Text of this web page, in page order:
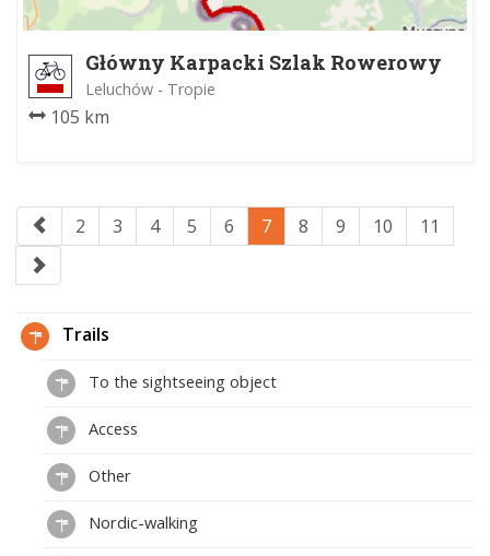
Główny Karpacki Szlak Rowerowy
Leluchów - Tropie
105 km
2 3 4 5 6 7 8 9 10 11
Trails
To the sightseeing object
Access
Other
Nordic-walking